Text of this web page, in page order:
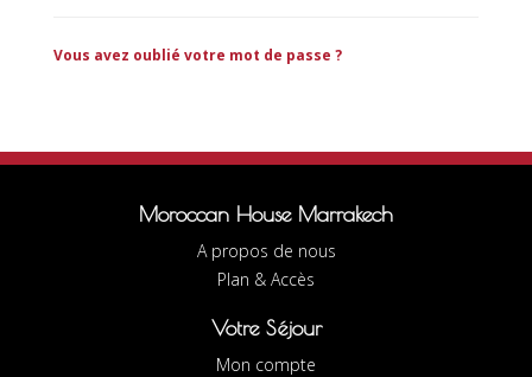
Vous avez oublié votre mot de passe ?
Moroccan House Marrakech
A propos de nous
Plan & Accès
Votre Séjour
Mon compte